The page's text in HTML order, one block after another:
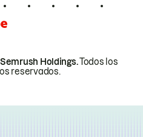
Holdings.Todos los
reservados.